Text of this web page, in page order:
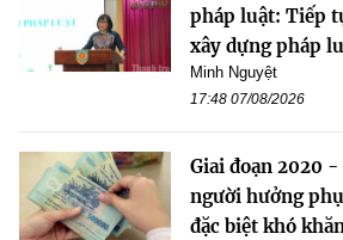
pháp luật: Tiếp
xây dựng pháp
Minh Nguyệt
17:48 07/08/2026
Giai đoạn 2020
người hưởng
đặc biệt khó khăn